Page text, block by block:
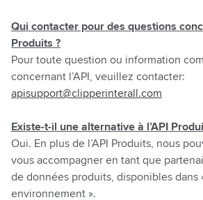
Qui contacter pour des questions
Produits ?
Pour toute question ou information
concernant l’API, veuillez contacter:
apisupport@clipperinterall.com
Existe-t-il une alternative à l’API
Oui. En plus de l’API Produits, nous
vous accompagner en tant que
de données produits, disponibles dans
environnement ».